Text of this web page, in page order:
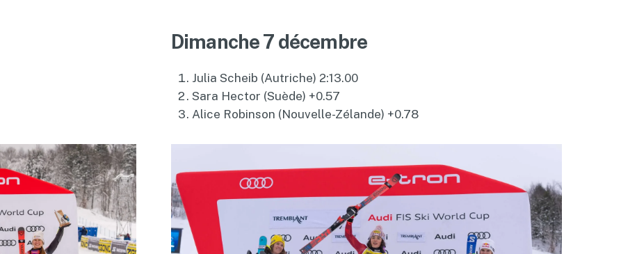
Dimanche 7 décembre
Julia Scheib (Autriche) 2:13.00
Sara Hector (Suède) +0.57
Alice Robinson (Nouvelle-Zélande) +0.78